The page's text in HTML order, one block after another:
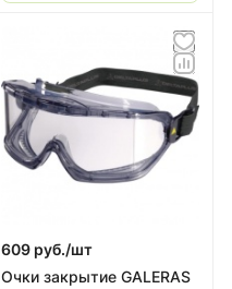
609 руб./шт
Очки закрытие GALERAS